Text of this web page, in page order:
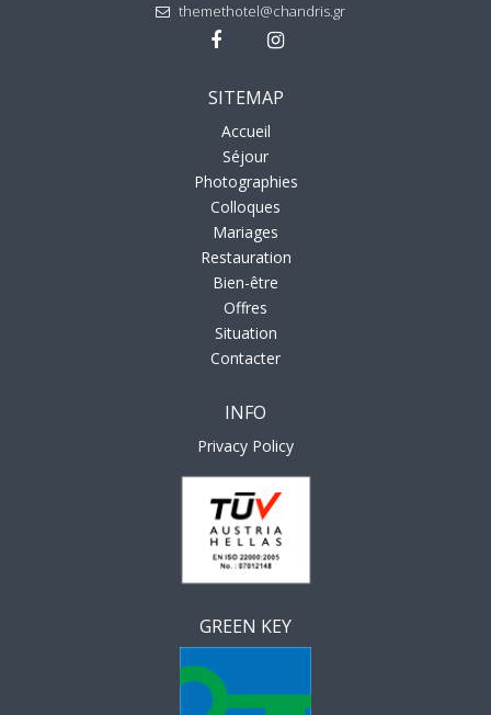
themethotel@chandris.gr
SITEMAP
Accueil
Séjour
Photographies
Colloques
Mariages
Restauration
Bien-être
Offres
Situation
Contacter
INFO
Privacy Policy
GREEN KEY